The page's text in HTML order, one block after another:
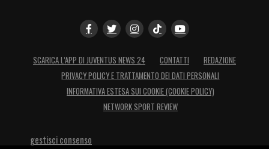
SCARICA L’APP DI JUVENTUS NEWS 24 CONTATTI
REDAZIONE
PRIVACY POLICY E TRATTAMENTO DEI DATI PERSONALI
INFORMATIVA ESTESA SUI COOKIE (COOKIE POLICY)
NETWORK SPORT REVIEW
gestisci consenso